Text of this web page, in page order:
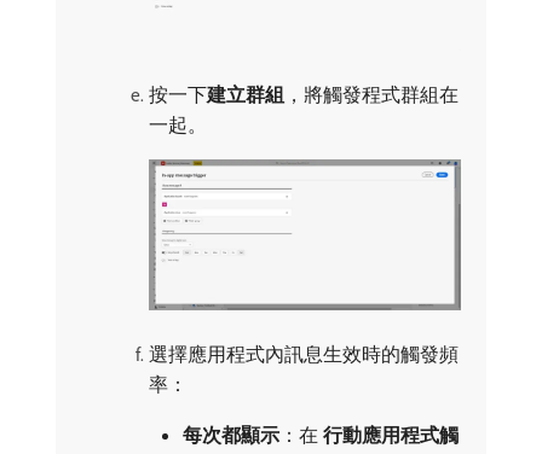
按一下​建立群組 ，將觸發程式群組在
一起。
選擇應用程式內訊息生效時的觸發頻
率：
每次都顯示 ：在​ 行動應用程式觸